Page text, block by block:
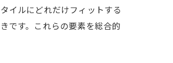
イルにどれだけフィットする
です。これらの要素を総合的